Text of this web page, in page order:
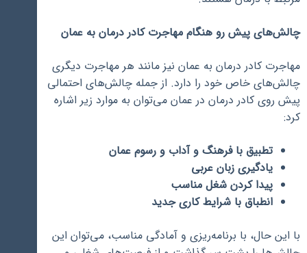
چالش‌های پیش رو هنگام مهاجرت کادر درمان به عمان
مهاجرت کادر درمان به عمان نیز مانند هر مهاجرت دیگری
چالش‌های خاص خود را دارد. از جمله چالش‌های احتمالی
پیش روی کادر درمان در عمان می‌توان به موارد زیر اشاره
کرد:
تطبیق با فرهنگ و آداب و رسوم عمان
یادگیری زبان عربی
پیدا کردن شغل مناسب
انطباق با شرایط کاری جدید
با این حال، با برنامه‌ریزی و آمادگی مناسب، می‌توان این